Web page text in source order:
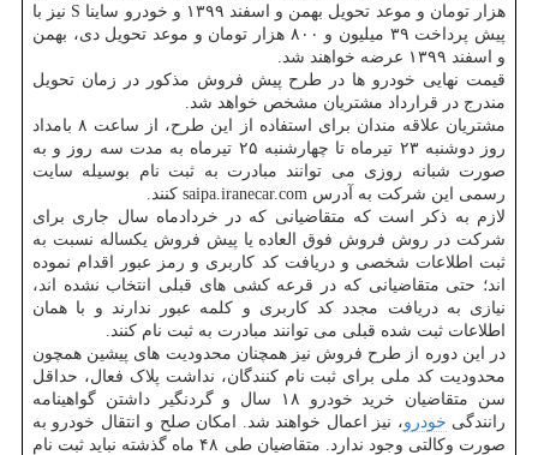
هزار تومان و موعد تحویل بهمن و اسفند ۱۳۹۹ و خودرو ساینا S نیز با
پیش پرداخت ۳۹ میلیون و ۸۰۰ هزار تومان و موعد تحویل دی، بهمن
و اسفند ۱۳۹۹ عرضه خواهند شد.
قیمت نهایی خودرو ها در طرح پیش فروش مذکور در زمان تحویل
مندرج در قرارداد مشتریان مشخص خواهد شد.
مشتریان علاقه مندان برای استفاده از این طرح، از ساعت ۸ بامداد
روز دوشنبه ۲۳ تیرماه تا چهارشنبه ۲۵ تیرماه به مدت سه روز و به
صورت شبانه روزی می توانند مبادرت به ثبت نام بوسیله سایت
رسمی این شرکت به آدرس saipa.iranecar.com کنند.
لازم به ذکر است که متقاضیانی که در خردادماه سال جاری برای
شرکت در روش فروش فوق العاده یا پیش فروش یکساله نسبت به
ثبت اطلاعات شخصی و دریافت کد کاربری و رمز عبور اقدام نموده
اند؛ حتی متقاضیانی که در قرعه کشی های قبلی انتخاب نشده اند،
نیازی به دریافت مجدد کد کاربری و کلمه عبور ندارند و با همان
اطلاعات ثبت شده قبلی می توانند مبادرت به ثبت نام کنند.
در این دوره از طرح فروش نیز همچنان محدودیت های پیشین همچون
محدودیت کد ملی برای ثبت نام کنندگان، نداشت پلاک فعال، حداقل
سن متقاضیان خرید خودرو ۱۸ سال و گردنگیر داشتن گواهینامه
رانندگی خودرو، نیز اعمال خواهند شد. امکان صلح و انتقال خودرو به
صورت وکالتی وجود ندارد. متقاضیان طی ۴۸ ماه گذشته نباید ثبت نام